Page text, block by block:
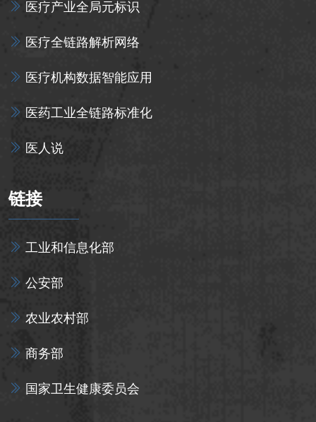
医疗产业全局元标识
医疗全链路解析网络
医疗机构数据智能应用
医药工业全链路标准化
医人说
链接
工业和信息化部
公安部
农业农村部
商务部
国家卫生健康委员会